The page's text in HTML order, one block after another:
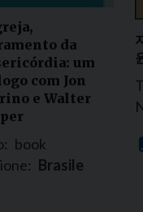
da
um
com Jon
e Walter
book
Brasile